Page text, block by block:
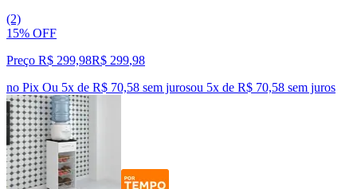
(2)
15% OFF
Preço R$ 299,98R$ 299,98
no Pix Ou 5x de R$ 70,58 sem jurosou 5x de R$ 70,58 sem juros